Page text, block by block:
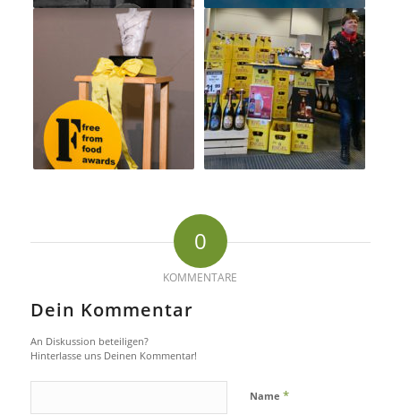
0
KOMMENTARE
Dein Kommentar
An Diskussion beteiligen?
Hinterlasse uns Deinen Kommentar!
Name *